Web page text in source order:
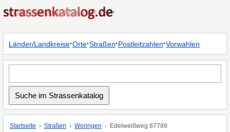
Länder/Landkreise·Orte·Straßen·Postleitzahlen·Vorwahlen
Startseite Straßen Woringen Edelweißweg 87789